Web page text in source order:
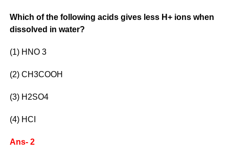
Which of the following acids gives less H+ ions when
dissolved in water?
(1) HNO 3
(2) CH3COOH
(3) H2SO4
(4) HCI
Ans- 2